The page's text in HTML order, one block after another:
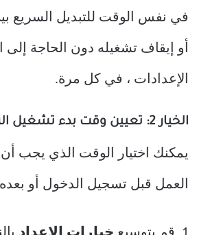
في نفس الوقت للتبديل السريع
أو إيقاف تشغيله دون الحاجة إلى
الإعدادات ، في كل مرة.
الخيار 2: تعيين وقت بدء تشغيل الراوي
يمكنك اختيار الوقت الذي يجب أن
العمل قبل تسجيل الدخول أو